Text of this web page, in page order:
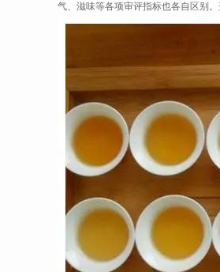
气、滋味等各项审评指标也各自区别